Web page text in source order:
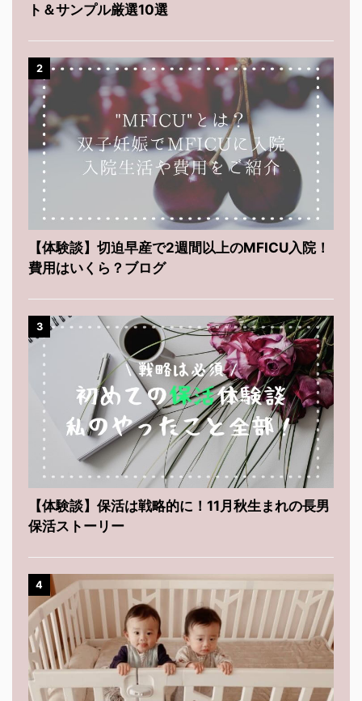
ト＆サンプル厳選10選
2
【体験談】切迫早産で2週間以上のMFICU入院！
費用はいくら？ブログ
3
【体験談】保活は戦略的に！11月秋生まれの長男
保活ストーリー
4